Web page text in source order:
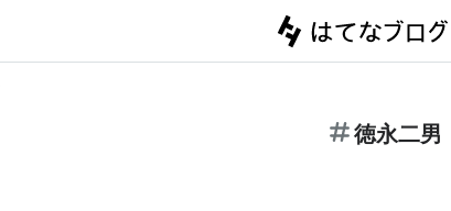
徳永二男